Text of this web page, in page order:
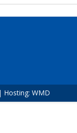
| Hosting: WMD